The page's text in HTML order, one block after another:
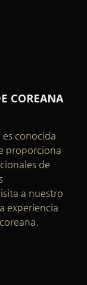
COREANA
es conocida
proporciona
de
a nuestro
experiencia